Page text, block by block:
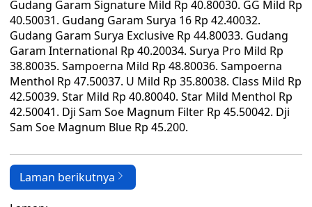
Gudang Garam Signature Mild Rp 40.80030. GG Mild Rp
40.50031. Gudang Garam Surya 16 Rp 42.40032.
Gudang Garam Surya Exclusive Rp 44.80033. Gudang
Garam International Rp 40.20034. Surya Pro Mild Rp
38.80035. Sampoerna Mild Rp 48.80036. Sampoerna
Menthol Rp 47.50037. U Mild Rp 35.80038. Class Mild Rp
42.50039. Star Mild Rp 40.80040. Star Mild Menthol Rp
42.50041. Dji Sam Soe Magnum Filter Rp 45.50042. Dji
Sam Soe Magnum Blue Rp 45.200.
Laman berikutnya